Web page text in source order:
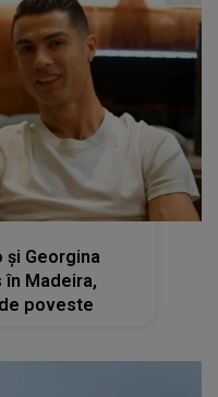
și Georgina
în Madeira,
poveste